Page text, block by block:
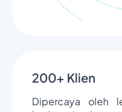
200+ Klien
Dipercaya oleh